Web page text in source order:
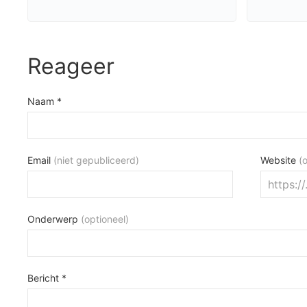
Reageer
Naam *
Email (niet gepubliceerd) Website
Onderwerp (optioneel)
Bericht *